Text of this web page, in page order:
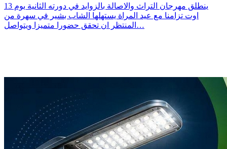
ينطلق مهرجان التراث والاصالة بالزوايد في دورته الثانية يوم 13
اوت تزامنا مع عيد المراة يستهلها الشاب بشير في سهرة من
المنتظر ان تحقق حضورا متميزا ويتواصل…